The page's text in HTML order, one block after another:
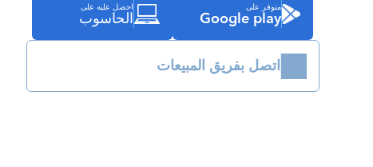
متوفر على
Google play
احصل عليه على
الحاسوب
اتصل بفريق المبيعات